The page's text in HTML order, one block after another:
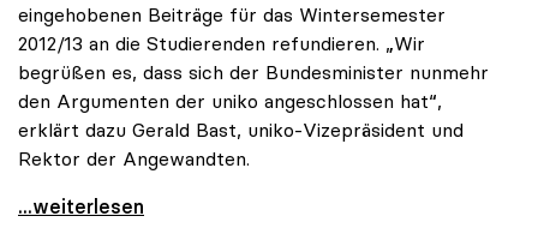
eingehobenen Beiträge für das Wintersemester
2012/13 an die Studierenden refundieren. „Wir
begrüßen es, dass sich der Bundesminister nunmehr
den Argumenten der uniko angeschlossen hat“,
erklärt dazu Gerald Bast, uniko-Vizepräsident und
Rektor der Angewandten.
uniko begrüsst Ersatz der Studienbeiträge für alle
...weiterlesen